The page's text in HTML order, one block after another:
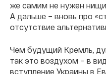
же самим не нужен
А дальше – вновь про
отсутствие
Чем будущий Кремль,
так это воздухом – в
вступление Украины в